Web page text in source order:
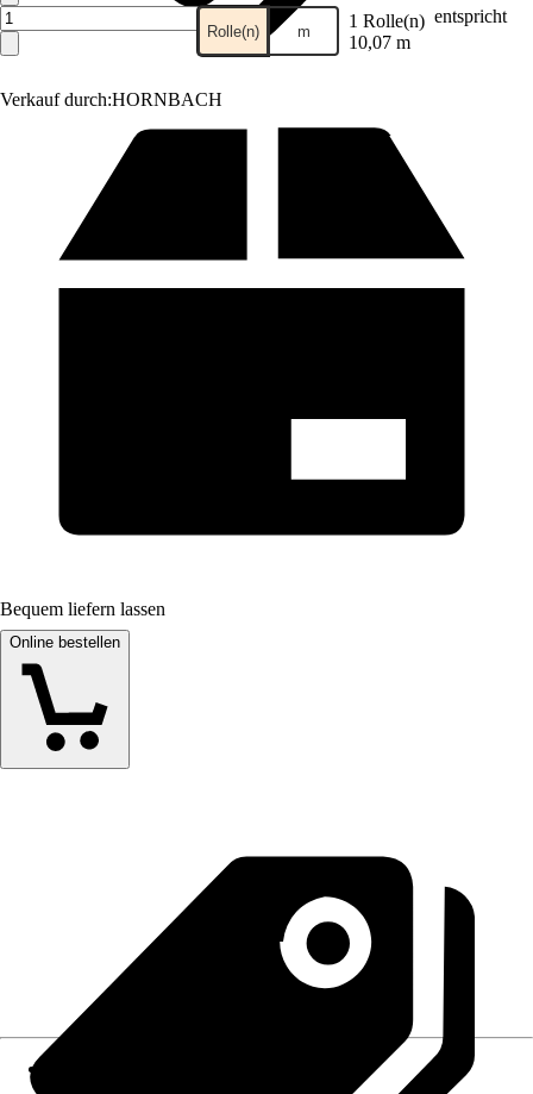
Verkauf durch:HORNBACH
Rolle(n) m 1 Rolle(n) entspricht
10,07 m
Bequem liefern lassen
Online bestellen